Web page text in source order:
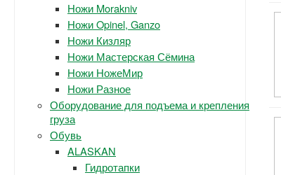
Ножи Morakniv
Ножи Opinel, Ganzo
Ножи Кизляр
Ножи Мастерская Сёмина
Ножи НожеМир
Ножи Разное
Оборудование для подъема и крепления
груза
Обувь
ALASKAN
Гидротапки